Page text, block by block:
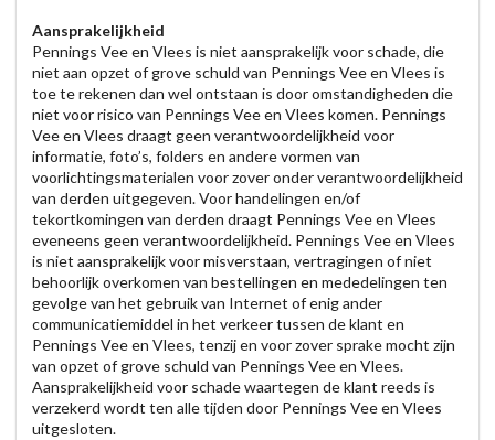
Aansprakelijkheid
Pennings Vee en Vlees is niet aansprakelijk voor schade, die
niet aan opzet of grove schuld van Pennings Vee en Vlees is
toe te rekenen dan wel ontstaan is door omstandigheden die
niet voor risico van Pennings Vee en Vlees komen. Pennings
Vee en Vlees draagt geen verantwoordelijkheid voor
informatie, foto’s, folders en andere vormen van
voorlichtingsmaterialen voor zover onder verantwoordelijkheid
van derden uitgegeven. Voor handelingen en/of
tekortkomingen van derden draagt Pennings Vee en Vlees
eveneens geen verantwoordelijkheid. Pennings Vee en Vlees
is niet aansprakelijk voor misverstaan, vertragingen of niet
behoorlijk overkomen van bestellingen en mededelingen ten
gevolge van het gebruik van Internet of enig ander
communicatiemiddel in het verkeer tussen de klant en
Pennings Vee en Vlees, tenzij en voor zover sprake mocht zijn
van opzet of grove schuld van Pennings Vee en Vlees.
Aansprakelijkheid voor schade waartegen de klant reeds is
verzekerd wordt ten alle tijden door Pennings Vee en Vlees
uitgesloten.